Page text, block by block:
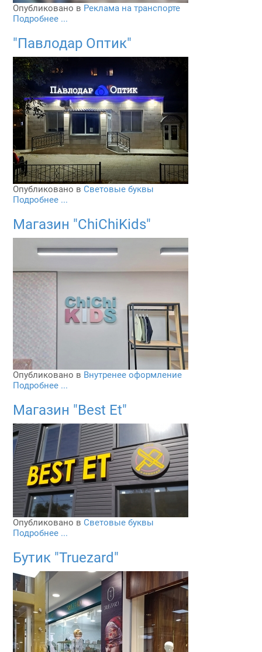
Опубликовано в Реклама на транспорте
Подробнее ...
"Павлодар Оптик"
Опубликовано в Световые буквы
Подробнее ...
Магазин "ChiChiKids"
Опубликовано в Внутренее оформление
Подробнее ...
Магазин "Best Et"
Опубликовано в Световые буквы
Подробнее ...
Бутик "Truezard"